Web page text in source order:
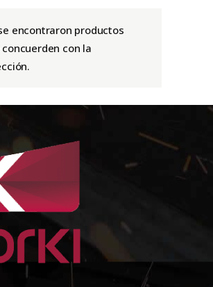
encontraron productos
concuerden con la